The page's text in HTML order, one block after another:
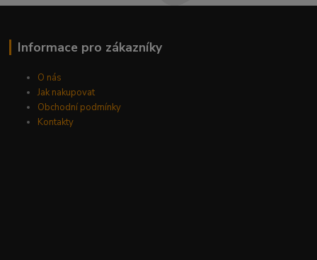
Informace pro zákazníky
O nás
Jak nakupovat
Obchodní podmínky
Kontakty